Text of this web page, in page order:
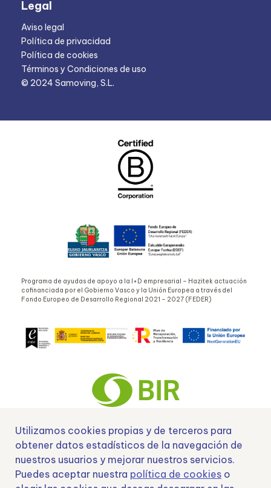
Legal
Aviso legal
Política de privacidad
Política de cookies
Términos y Condiciones de uso
© 2024 Samoving, S.L.
Programa de ayudas de apoyo a la I+D empresarial – Hazitek actuación
cofinanciada por el Gobierno Vasco y la Unión Europea a través del
Fondo Europeo de Desarrollo Regional 2021 – 2027 (FEDER)
Nº EXP 00152378 / SNEO-20222129 Financiado por la Unión Europea –
NextGenerationEU y apoyado por el CDTI.
Utilizamos cookies propias y de terceros para
obtener datos estadísticos de la navegación de
nuestros usuarios y mejorar nuestros servicios.
Puedes aceptar nuestra política de cookies o